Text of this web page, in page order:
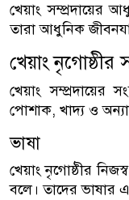
খেয়াং সম্প্রদায়ের
তারা আধুনিক
খেয়াং নৃগোষ্ঠীর
খেয়াং সম্প্রদায়ের
পোশাক, খাদ্য ও
ভাষা
খেয়াং নৃগোষ্ঠীর
বলে। তাদের ভাষার